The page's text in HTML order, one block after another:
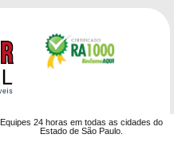
Equipes 24 horas em todas as cidades do
Estado de São Paulo.